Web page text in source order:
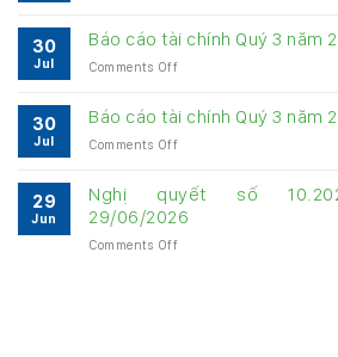
về
ty
6
2026
quản
ty
2026
30
Jul
Báo cáo tài chính Quý 3 năm
Comments Offon
tài
3
năm
2026
30
Jul
Báo cáo tài chính Quý 3 năm
Comments Offon
cáo
tài
chính
Quý
29
Jun
Nghị quyết số
29/06/2026
Comments Offon